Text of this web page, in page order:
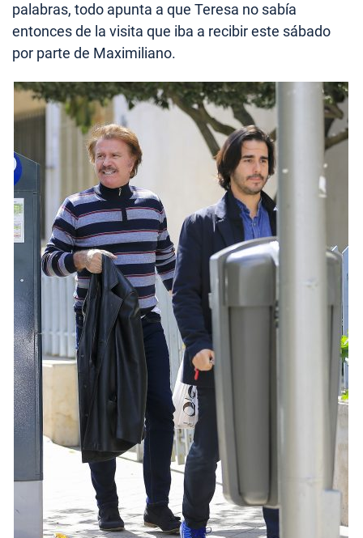
palabras, todo apunta a que Teresa no sabía
entonces de la visita que iba a recibir este sábado
por parte de Maximiliano.